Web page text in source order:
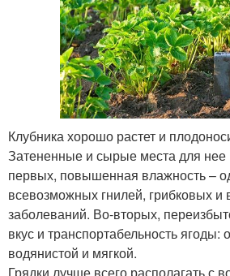
Клубника хорошо растет и
Затененные и сырые места для нее
первых, повышенная влажность –
всевозможных гнилей, грибковых и
заболеваний. Во-вторых,
вкус и транспортабельность ягоды:
водянистой и мягкой.